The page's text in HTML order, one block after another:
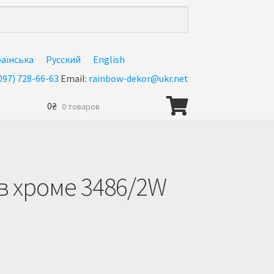
Русский
English
728-66-63 Email: rainbow-dekor@ukr.net
0₴ 0 товаров
хроме 3486/2W